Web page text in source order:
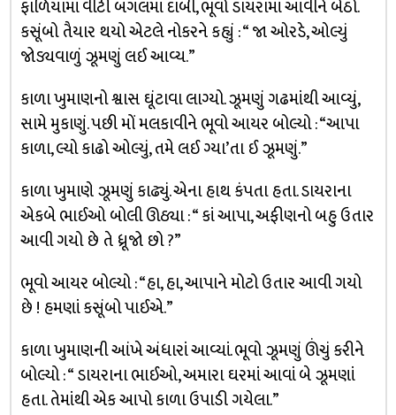
ફાળિયામાં વીંટી બગલમાં દાબી, ભૂવો ડાયરામાં આવીને બેઠો.
કસૂંબો તૈયાર થયો એટલે નોકરને કહ્યું : “ જા ઓરડે, ઓલ્યું
જોડ્યવાળું ઝૂમણું લઈ આવ્ય.”
કાળા ખુમાણનો શ્વાસ ઘૂંટાવા લાગ્યો. ઝૂમણું ગઢમાંથી આવ્યું,
સામે મુકાણું. પછી મોં મલકાવીને ભૂવો આયર બોલ્યો : “આપા
કાળા, લ્યો કાઢો ઓલ્યું, તમે લઈ ગ્યા’તા ઈ ઝૂમણું.”
કાળા ખુમાણે ઝૂમણું કાઢ્યું. એના હાથ કંપતા હતા. ડાયરાના
એકબે ભાઈઓ બોલી ઊઠ્યા : “ કાં આપા, અફીણનો બહુ ઉતાર
આવી ગયો છે તે ધ્રૂજો છો ?”
ભૂવો આયર બોલ્યો : “હા, હા, આપાને મોટો ઉતાર આવી ગયો
છે ! હમણાં કસૂંબો પાઈએ.”
કાળા ખુમાણની આંખે અંધારાં આવ્યાં. ભૂવો ઝૂમણું ઊંચું કરીને
બોલ્યો : “ ડાયરાના ભાઈઓ, અમારા ઘરમાં આવાં બે ઝૂમણાં
હતા. તેમાંથી એક આપો કાળા ઉપાડી ગયેલા.”